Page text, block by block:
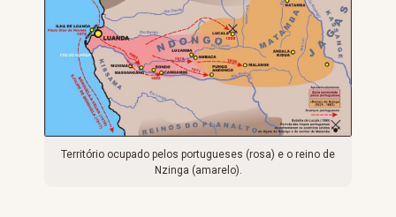
Território ocupado pelos portugueses (rosa) e o reino de
Nzinga (amarelo).